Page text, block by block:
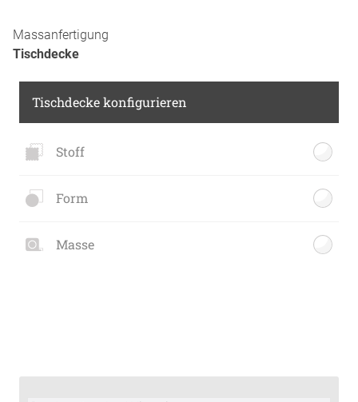
Massanfertigung
Tischdecke
Tischdecke konfigurieren
Stoff
Form
Masse